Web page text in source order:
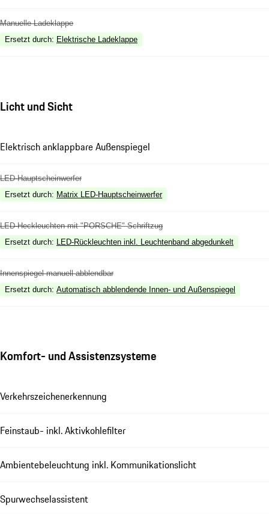
Manuelle Ladeklappe
Ersetzt durch: Elektrische Ladeklappe
Licht und Sicht
Elektrisch anklappbare Außenspiegel
LED-Hauptscheinwerfer
Ersetzt durch: Matrix LED-Hauptscheinwerfer
LED-Heckleuchten mit "PORSCHE" Schriftzug
Ersetzt durch: LED-Rückleuchten inkl. Leuchtenband abgedunkelt
Innenspiegel manuell abblendbar
Ersetzt durch: Automatisch abblendende Innen- und Außenspiegel
Komfort- und Assistenzsysteme
Verkehrszeichenerkennung
Feinstaub- inkl. Aktivkohlefilter
Ambientebeleuchtung inkl. Kommunikationslicht
Spurwechselassistent